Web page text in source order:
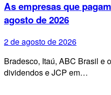
As empresas que
agosto de 2026
2 de agosto de 2026
Bradesco, Itaú, ABC Brasil e
dividendos e JCP em…